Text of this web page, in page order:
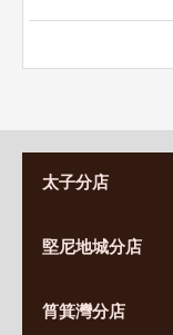
太子分店
營業時間:
九龍太子太子道西
堅尼地城分店
營業時間:
筲箕灣分店